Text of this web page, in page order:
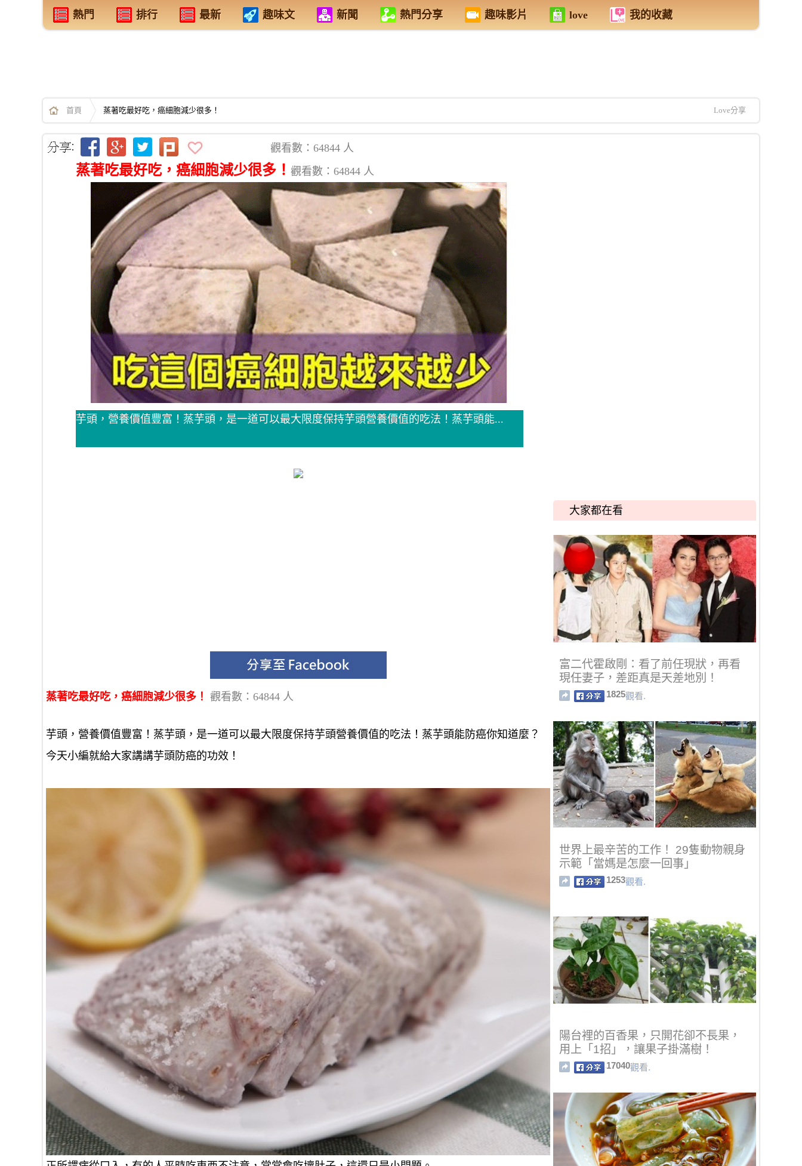
熱門 排行 最新 趣味文 新聞 熱門分享 趣味影片 love 我的收藏
首頁 蒸著吃最好吃，癌細胞減少很多！ Love分享
觀看數：64844 人
蒸著吃最好吃，癌細胞減少很多！ 觀看數：64844 人
芋頭，營養價值豐富！蒸芋頭，是一道可以最大限度保持芋頭營養價值的吃法！蒸芋頭能...
蒸著吃最好吃，癌細胞減少很多！ 觀看數：64844 人
芋頭，營養價值豐富！ 蒸芋頭，是一道可以最大限度保持芋頭營養價值的吃法！蒸芋頭能防癌你知道麼？
今天小編就給大家講講芋頭防癌的功效！
大家都在看
富二代霍啟剛：看了前任現狀，再看
現任妻子，差距真是天差地別！
1825觀看.
世界上最辛苦的工作！ 29隻動物親身
示範「當媽是怎麼一回事」
1253觀看.
陽台裡的百香果，只開花卻不長果，
用上「1招」，讓果子掛滿樹！
17040觀看.